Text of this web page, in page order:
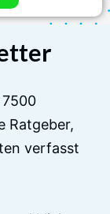
Ratgeber,
verfasst